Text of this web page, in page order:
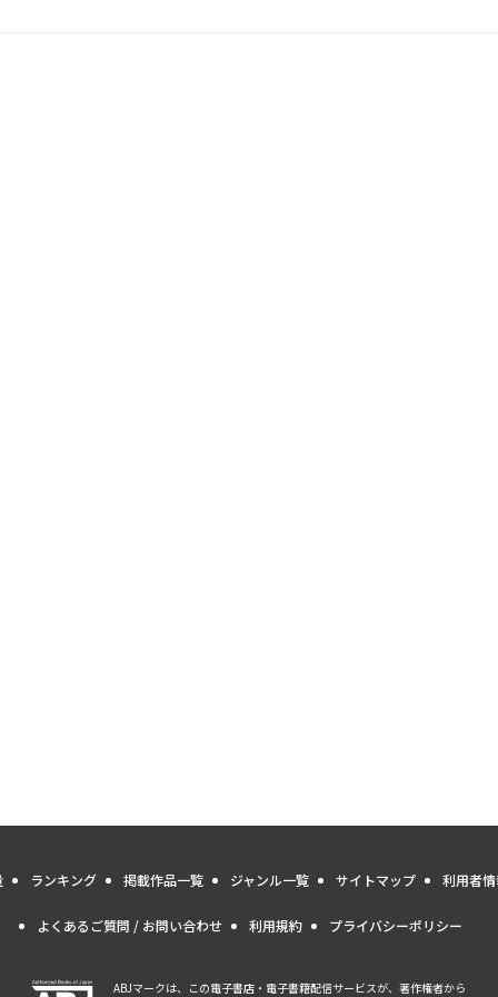
ランキング 掲載作品一覧 ジャンル一覧 サイトマップ 利用者
よくあるご質問 / お問い合わせ 利用規約 プライバシーポリシー
ABJマークは、この電子書店・電子書籍配信サービスが、著作権者から